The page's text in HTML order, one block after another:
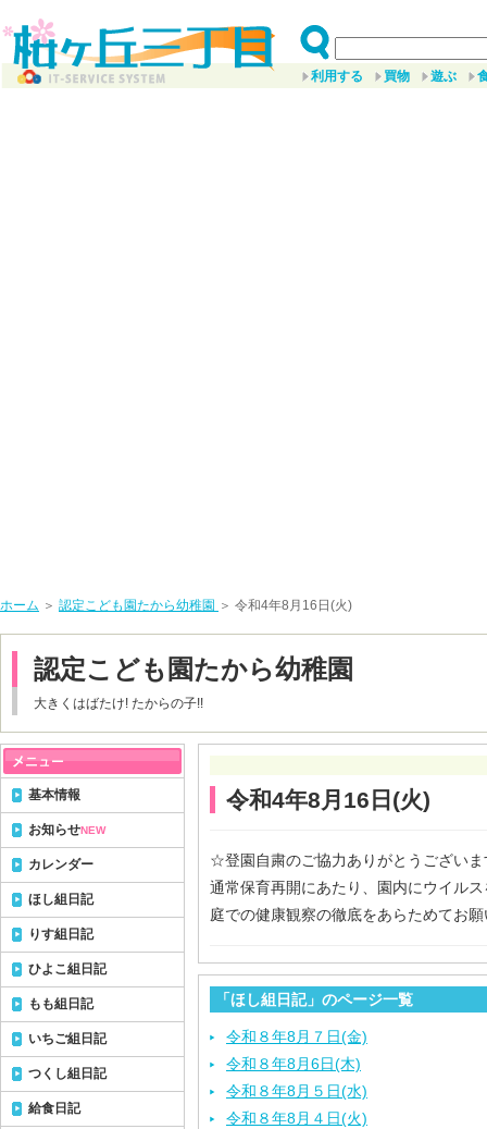
利用する 買物 遊ぶ
ホーム ＞ 認定こども園たから幼稚園 ＞ 令和4年8月16日(火)
認定こども園たから幼稚園
大きくはばたけ! たからの子!!
令和4年8月16日(火)
☆登園自粛のご協力ありがとうございま
通常保育再開にあたり、園内にウイル
庭での健康観察の徹底をあらためてお
「ほし組日記」のページ一覧
令和８年8月７日(金)
令和８年8月6日(木)
令和８年8月５日(水)
令和８年8月４日(火)
基本情報
お知らせNEW
カレンダー
ほし組日記
りす組日記
ひよこ組日記
もも組日記
いちご組日記
つくし組日記
給食日記